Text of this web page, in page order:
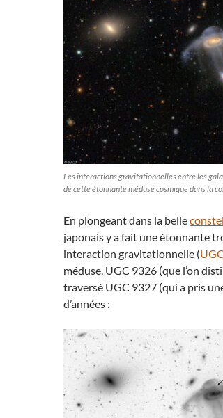
Les interactions gravitationnelles entre les
de cette étonnante méduse cosmique dans la
En plongeant dans la belle
japonais y a fait une étonnante
interaction gravitationnelle (
méduse. UGC 9326 (que l’on
traversé UGC 9327 (qui a pris
d’années :